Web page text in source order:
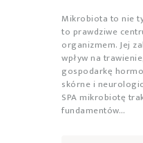
Mikrobiota to nie
to prawdziwe
organizmem. Jej
wpływ na
gospodarkę
skórne i
SPA mikrobiotę
fundamentów…